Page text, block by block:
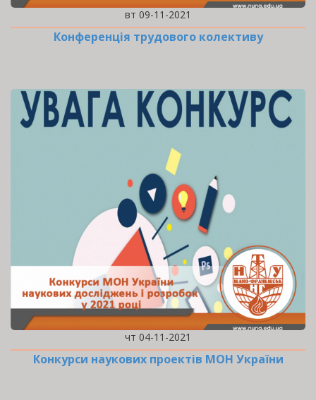
вт 09-11-2021
Конференція трудового колективу
чт 04-11-2021
Конкурси наукових проектів МОН України